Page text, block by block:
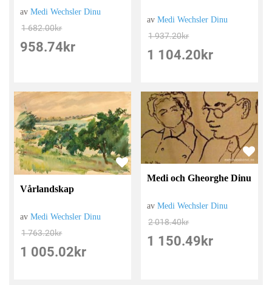
avMedi Wechsler Dinu
1 682.00kr
958.74 kr
avMedi Wechsler Dinu
1 937.20kr
1 104.20 kr
Vårlandskap
avMedi Wechsler Dinu
1 763.20kr
1 005.02 kr
Medi och Gheorghe Dinu
avMedi Wechsler Dinu
2 018.40kr
1 150.49 kr